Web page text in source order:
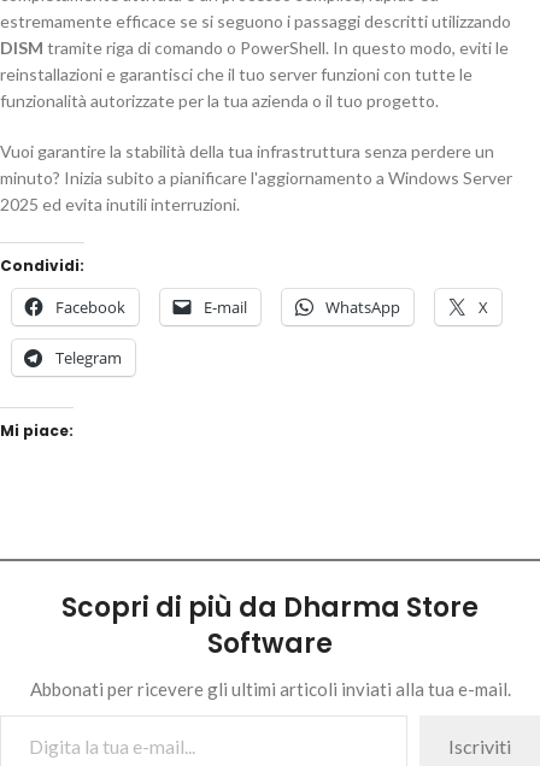
estremamente efficace se si seguono i passaggi descritti utilizzando
DISM tramite riga di comando o PowerShell. In questo modo, eviti le
reinstallazioni e garantisci che il tuo server funzioni con tutte le
funzionalità autorizzate per la tua azienda o il tuo progetto.
Vuoi garantire la stabilità della tua infrastruttura senza perdere un
minuto? Inizia subito a pianificare l'aggiornamento a Windows Server
2025 ed evita inutili interruzioni.
Condividi:
Facebook E-mail WhatsApp X
Telegram
Mi piace:
Scopri di più da Dharma Store
Software
Abbonati per ricevere gli ultimi articoli inviati alla tua e-mail.
Iscriviti